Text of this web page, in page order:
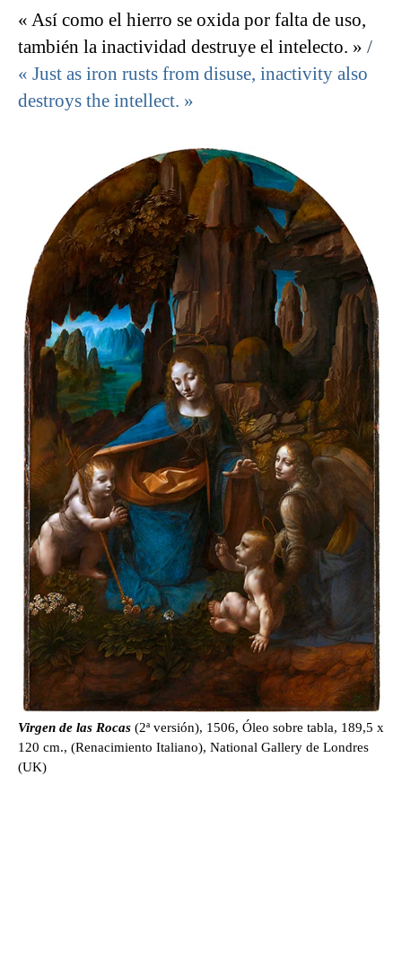
« Así como el hierro se oxida por falta de uso,
también la inactividad destruye el intelecto. » /
« Just as iron rusts from disuse, inactivity also
destroys the intellect. »
Virgen de las Rocas (2ª versión), 1506, Óleo sobre tabla, 189,5 x
120 cm., (Renacimiento Italiano), National Gallery de Londres
(UK)